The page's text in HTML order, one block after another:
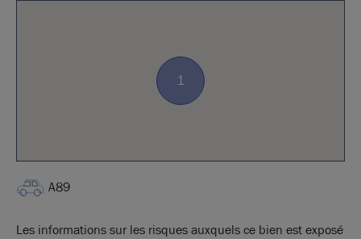
1
A89
Les informations sur les risques auxquels ce bien est exposé